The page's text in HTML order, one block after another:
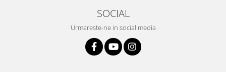
SOCIAL
Urmareste-ne in social media